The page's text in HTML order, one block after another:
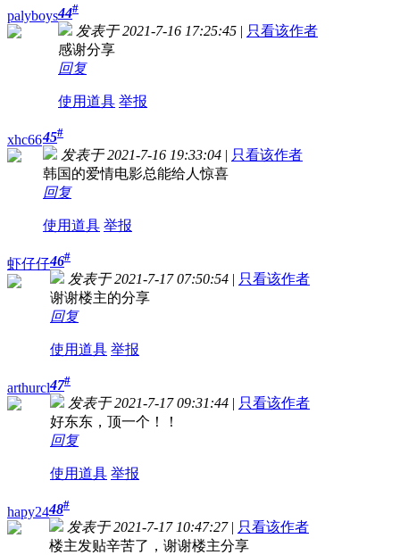
palyboys44#
发表于 2021-7-16 17:25:45 | 只看该作者
感谢分享
回复
使用道具 举报
xhc6645#
发表于 2021-7-16 19:33:04 | 只看该作者
韩国的爱情电影总能给人惊喜
回复
使用道具 举报
虾仔仔46#
发表于 2021-7-17 07:50:54 | 只看该作者
谢谢楼主的分享
回复
使用道具 举报
arthurcl47#
发表于 2021-7-17 09:31:44 | 只看该作者
好东东，顶一个！！
回复
使用道具 举报
hapy2448#
发表于 2021-7-17 10:47:27 | 只看该作者
楼主发贴辛苦了，谢谢楼主分享